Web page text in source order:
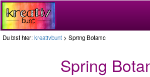
Du bist hier:kreativbunt > Spring Botanic
Spring